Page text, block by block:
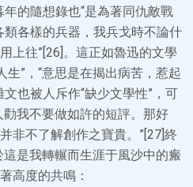
的隨想錄也“是為著同仇敵戰
類各樣的兵器，我兵戈時不論什
上往”[26]。這正如魯迅的文學
生”，“意思是在揭出病苦，惹起
也被人斥作“缺少文學性”，可
我不要做如許的短評。那好
非不了解創作之寶貴。”[27]終
是我轉輾而生涯于風沙中的瘢
高度的共鳴：